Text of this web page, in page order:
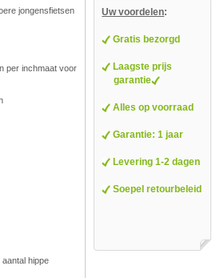
jongensfietsen
per inchmaat voor
hippe
Uw voordelen:
Gratis bezorgd
Laagste prijs
garantie
Alles op voorraad
Garantie: 1 jaar
Levering 1-2 dagen
Soepel retourbeleid